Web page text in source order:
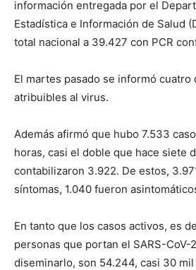
información entregada por el
Estadística e Información de Salud
total nacional a 39.427 con PCR
El martes pasado se informó cuatro
atribuibles al virus.
Además afirmó que hubo 7.533
horas, casi el doble que hace siete
contabilizaron 3.922. De estos,
síntomas, 1.040 fueron
En tanto que los casos activos, es
personas que portan el SARS-CoV-
diseminarlo, son 54.244, casi 30